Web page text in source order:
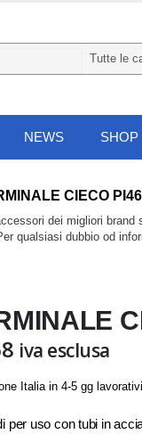
Tutte le
NEWS SHOP
CIECO
dei migliori
qualsiasi dubbio od
iva esclusa
Italia in 4-5 gg
per uso con tubi in